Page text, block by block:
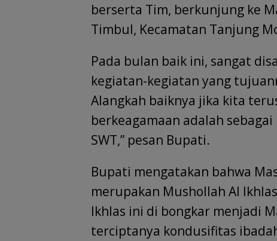
berserta Tim, berkunjung ke
Timbul, Kecamatan Tanjung
Pada bulan baik ini, sangat
kegiatan-kegiatan yang
Alangkah baiknya jika kita
berkeagamaan adalah
SWT,” pesan Bupati.
Bupati mengatakan bahwa
merupakan Mushollah Al
Ikhlas ini di bongkar menjadi
terciptanya kondusifitas